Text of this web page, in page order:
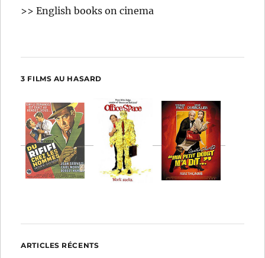
>> English books on cinema
3 FILMS AU HASARD
ARTICLES RÉCENTS